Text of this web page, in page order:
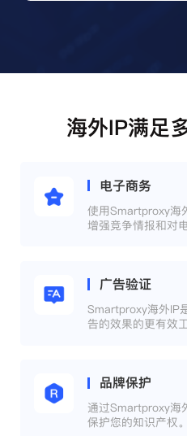
海外IP满足
电子商务
使用Smartproxy海
增强竞争情报和对
广告验证
Smartproxy海外IP
告的效果的更有效工
品牌保护
通过Smartproxy海
保护您的知识产权。